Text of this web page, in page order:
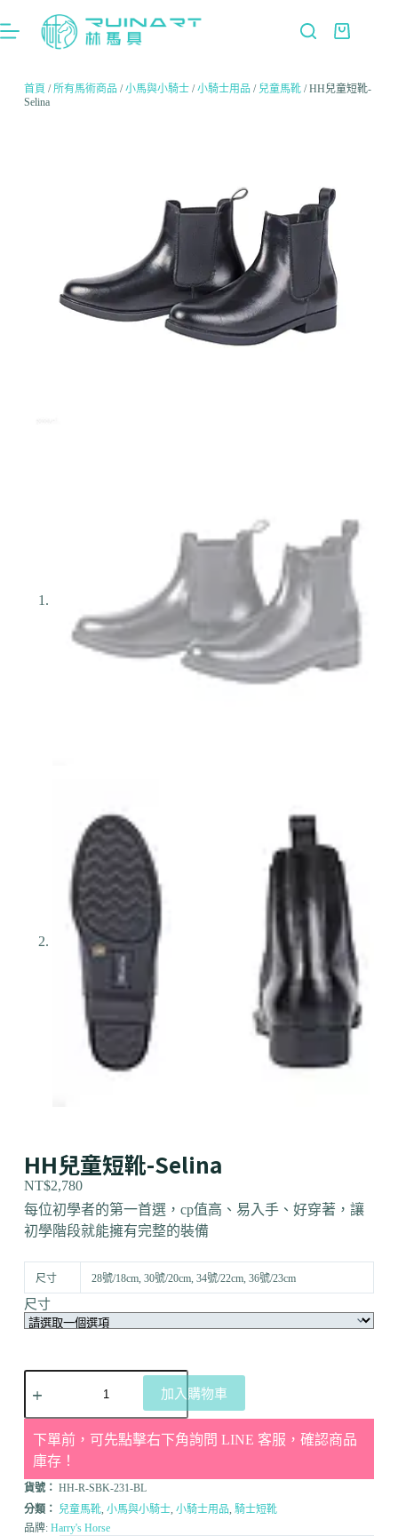
首頁 /所有馬術商品 /小馬與小騎士/小騎士用品 / 兒童馬靴/ HH兒童短靴-
Selina
HH兒童短靴-Selina
NT$2,780
每位初學者的第一首選，cp值高、易入手、好穿著，讓
初學階段就能擁有完整的裝備
尺寸 28號/18cm, 30號/20cm, 34號/22cm, 36號/23cm
尺寸
加入購物車
下單前，可先點擊右下角詢問 LINE 客服，確認商品
庫存！
貨號： HH-R-SBK-231-BL
分類： 兒童馬靴, 小馬與小騎士, 小騎士用品, 騎士短靴
品牌: Harry's Horse